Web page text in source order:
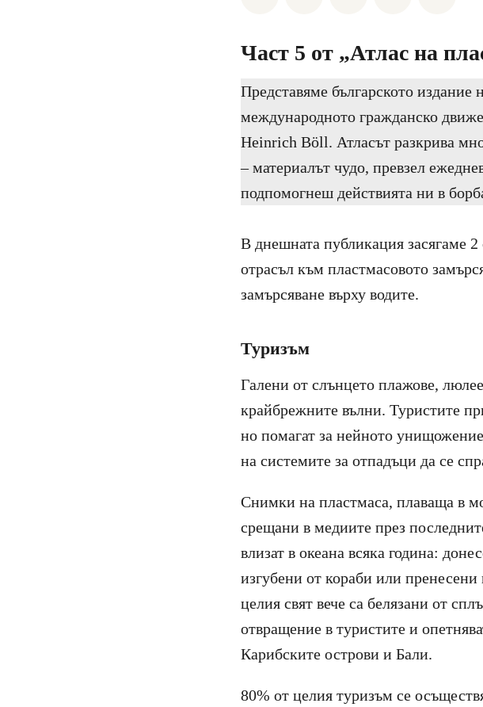
Част 5 от „Атлас на
Представяме българското издание
международното гражданско
Heinrich Böll. Атласът разкрива
– материалът чудо, превзел
подпомогнеш действията ни в
В днешната публикация засягаме
отрасъл към пластмасовото
замърсяване върху водите.
Туризъм
Галени от слънцето плажове,
крайбрежните вълни. Туристите
но помагат за нейното
на системите за отпадъци да се
Снимки на пластмаса, плаваща в
срещани в медиите през
влизат в океана всяка година:
изгубени от кораби или
целия свят вече са белязани от
отвращение в туристите и
Карибските острови и Бали.
80% от целия туризъм се